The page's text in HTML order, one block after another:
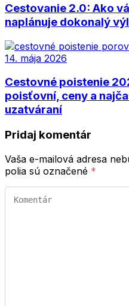
Cestovanie 2.0: Ako
naplánuje dokonalý
14. mája 2026
Cestovné poistenie
poisťovní, ceny a
uzatváraní
Pridaj komentár
Vaša e-mailová adresa
polia sú označené *
Komentár